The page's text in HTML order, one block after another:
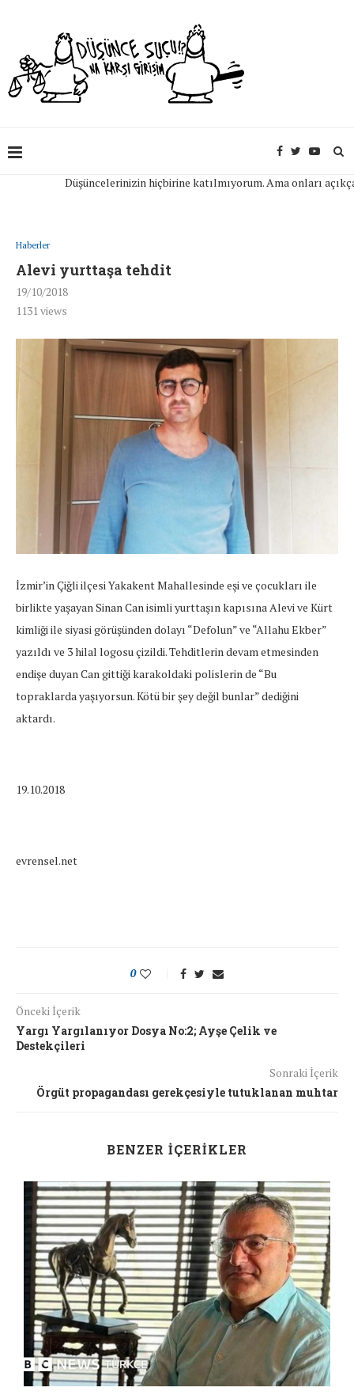
Düşüncelerinizin hiçbirine katılmıyorum. Ama onları açıkça
Haberler
Alevi yurttaşa tehdit
19/10/2018
1131views
İzmir’in Çiğli ilçesi Yakakent Mahallesinde eşi ve çocukları ile
birlikte yaşayan Sinan Can isimli yurttaşın kapısına Alevi ve Kürt
kimliği ile siyasi görüşünden dolayı “Defolun” ve “Allahu Ekber”
yazıldı ve 3 hilal logosu çizildi. Tehditlerin devam etmesinden
endişe duyan Can gittiği karakoldaki polislerin de “Bu
topraklarda yaşıyorsun. Kötü bir şey değil bunlar” dediğini
aktardı.
19.10.2018
evrensel.net
0
Önceki İçerik
Yargı Yargılanıyor Dosya No:2; Ayşe Çelik ve
Destekçileri
Sonraki İçerik
Örgüt propagandası gerekçesiyle tutuklanan muhtar
BENZER İÇERIKLER